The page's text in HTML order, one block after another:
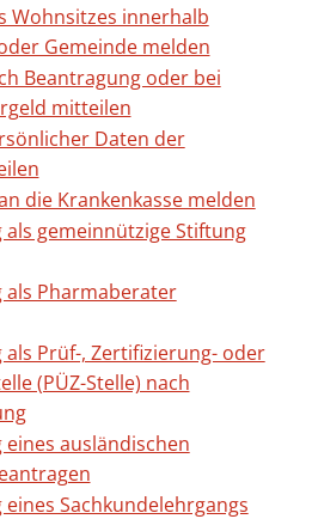
Wohnsitzes innerhalb
Gemeinde melden
Beantragung oder bei
mitteilen
Daten der
die Krankenkasse melden
gemeinnützige Stiftung
als Pharmaberater
Prüf-, Zertifizierung- oder
(PÜZ-Stelle) nach
ausländischen
Sachkundelehrgangs